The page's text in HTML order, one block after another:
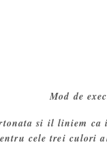
Mod de
si il liniem
cele trei culori